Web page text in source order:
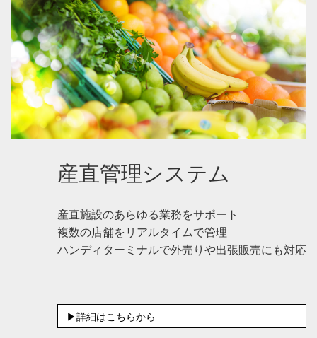
産直管理システム
産直施設のあらゆる業務をサポート
複数の店舗をリアルタイムで管理
ハンディターミナルで外売りや出張販売にも対応
▶詳細はこちらから